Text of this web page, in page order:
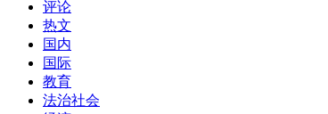
评论
热文
国内
国际
教育
法治社会